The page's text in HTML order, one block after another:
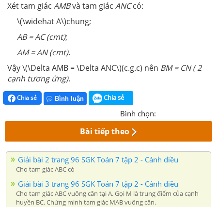
Xét tam giác AMBvà tam giác ANCcó:
\(\widehat A\)chung;
AB = AC (cmt);
AM = AN (cmt).
Vậy \(\Delta AMB = \Delta ANC\)(c.g.c) nên BM = CN ( 2
cạnh tương ứng).
Chia sẻ Bình luận Chia sẻ
Bình chọn:
Bài tiếp theo
Giải bài 2 trang 96 SGK Toán 7 tập 2 - Cánh diều
Cho tam giác ABC có
Giải bài 3 trang 96 SGK Toán 7 tập 2 - Cánh diều
Cho tam giác ABC vuông cân tại A. Gọi M là trung điểm của cạnh
huyền BC. Chứng minh tam giác MAB vuông cân.